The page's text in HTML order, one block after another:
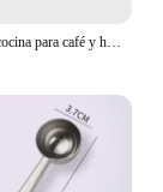
Suministros de cocina para café y herramientas, vajilla de mango largo, cucharas, Clip, leche en polvo, café, Teaware, barra de sellado de condimentos líquidos